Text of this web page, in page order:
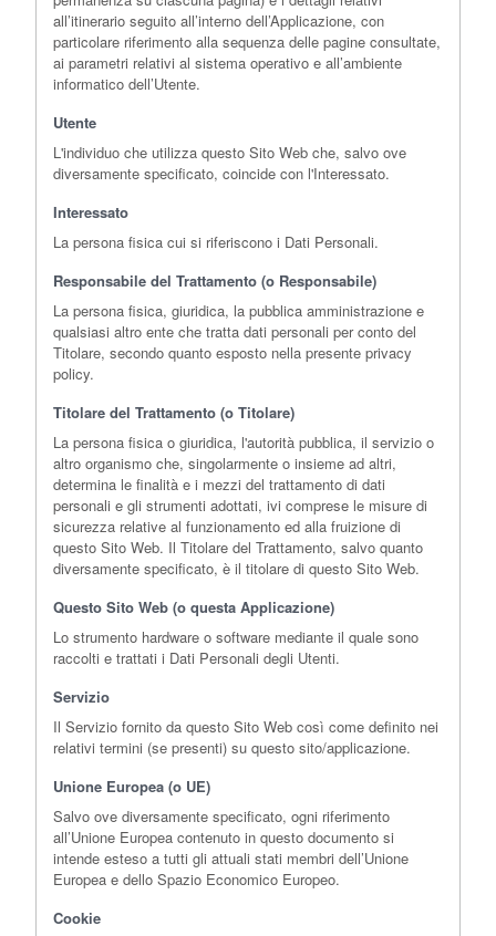
all’itinerario seguito all’interno dell’Applicazione, con
particolare riferimento alla sequenza delle pagine consultate,
ai parametri relativi al sistema operativo e all’ambiente
informatico dell’Utente.
Utente
L'individuo che utilizza questo Sito Web che, salvo ove
diversamente specificato, coincide con l'Interessato.
Interessato
La persona fisica cui si riferiscono i Dati Personali.
Responsabile del Trattamento (o Responsabile)
La persona fisica, giuridica, la pubblica amministrazione e
qualsiasi altro ente che tratta dati personali per conto del
Titolare, secondo quanto esposto nella presente privacy
policy.
Titolare del Trattamento (o Titolare)
La persona fisica o giuridica, l'autorità pubblica, il servizio o
altro organismo che, singolarmente o insieme ad altri,
determina le finalità e i mezzi del trattamento di dati
personali e gli strumenti adottati, ivi comprese le misure di
sicurezza relative al funzionamento ed alla fruizione di
questo Sito Web. Il Titolare del Trattamento, salvo quanto
diversamente specificato, è il titolare di questo Sito Web.
Questo Sito Web (o questa Applicazione)
Lo strumento hardware o software mediante il quale sono
raccolti e trattati i Dati Personali degli Utenti.
Servizio
Il Servizio fornito da questo Sito Web così come definito nei
relativi termini (se presenti) su questo sito/applicazione.
Unione Europea (o UE)
Salvo ove diversamente specificato, ogni riferimento
all’Unione Europea contenuto in questo documento si
intende esteso a tutti gli attuali stati membri dell’Unione
Europea e dello Spazio Economico Europeo.
Cookie